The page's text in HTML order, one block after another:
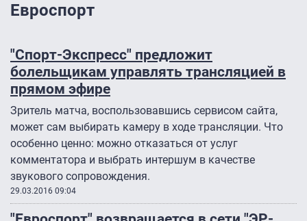
Евроспорт
"Спорт-Экспресс" предложит
болельщикам управлять трансляцией в
прямом эфире
Зритель матча, воспользовавшись сервисом сайта,
может сам выбирать камеру в ходе трансляции. Что
особенно ценно: можно отказаться от услуг
комментатора и выбрать интершум в качестве
звукового сопровождения.
29.03.2016 09:04